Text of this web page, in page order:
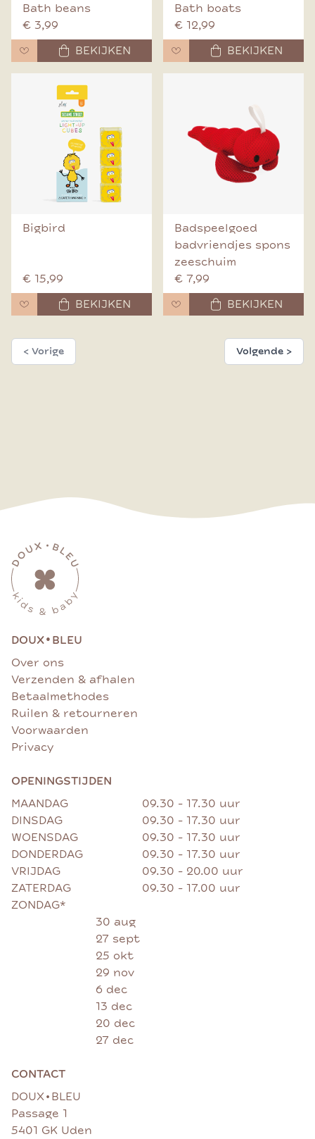
Bath beans
€ 3,99
BEKIJKEN
Bath boats
€ 12,99
BEKIJKEN
Bigbird
€ 15,99
BEKIJKEN
Badspeelgoed 
badvriendjes spons
zeeschuim
€ 7,99
BEKIJKEN
< Vorige Volgende >
DOUX• BLEU
Over ons
Verzenden & afhalen
Betaalmethodes
Ruilen & retourneren
Voorwaarden
Privacy
OPENINGSTIJDEN
MAANDAG
09.30 - 17.30 uur
DINSDAG
09.30 - 17.30 uur
WOENSDAG
09.30 - 17.30 uur
DONDERDAG
09.30 - 17.30 uur
VRIJDAG
09.30 - 20.00 uur
ZATERDAG
09.30 - 17.00 uur
ZONDAG*
30 aug
27 sept
25 okt
29 nov
6 dec
13 dec
20 dec
27 dec
CONTACT
DOUX • BLEU
Passage 1
5401 GK Uden